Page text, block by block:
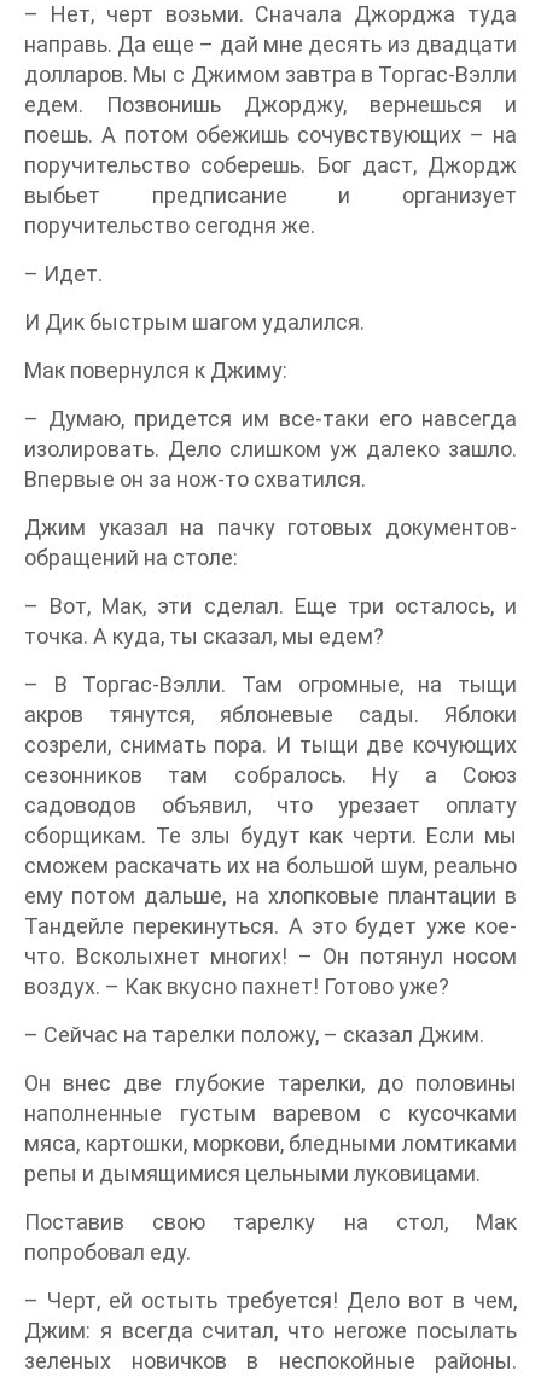
– Нет, черт возьми. Сначала Джорджа туда
направь. Да еще – дай мне десять из двадцати
долларов. Мы с Джимом завтра в Торгас-Вэлли
едем. Позвонишь Джорджу, вернешься и
поешь. А потом обежишь сочувствующих – на
поручительство соберешь. Бог даст, Джордж
выбьет предписание и организует
поручительство сегодня же.
– Идет.
И Дик быстрым шагом удалился.
Мак повернулся к Джиму:
– Думаю, придется им все-таки его навсегда
изолировать. Дело слишком уж далеко зашло.
Впервые он за нож-то схватился.
Джим указал на пачку готовых документов-
обращений на столе:
– Вот, Мак, эти сделал. Еще три осталось, и
точка. А куда, ты сказал, мы едем?
– В Торгас-Вэлли. Там огромные, на тыщи
акров тянутся, яблоневые сады. Яблоки
созрели, снимать пора. И тыщи две кочующих
сезонников там собралось. Ну а Союз
садоводов объявил, что урезает оплату
сборщикам. Те злы будут как черти. Если мы
сможем раскачать их на большой шум, реально
ему потом дальше, на хлопковые плантации в
Тандейле перекинуться. А это будет уже кое-
что. Всколыхнет многих! – Он потянул носом
воздух. – Как вкусно пахнет! Готово уже?
– Сейчас на тарелки положу, – сказал Джим.
Он внес две глубокие тарелки, до половины
наполненные густым варевом с кусочками
мяса, картошки, моркови, бледными ломтиками
репы и дымящимися цельными луковицами.
Поставив свою тарелку на стол, Мак
попробовал еду.
– Черт, ей остыть требуется! Дело вот в чем,
Джим: я всегда считал, что негоже посылать
зеленых новичков в неспокойные районы.